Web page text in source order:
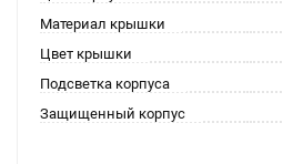
Материал крышки
Цвет крышки
Подсветка корпуса
Защищенный корпус